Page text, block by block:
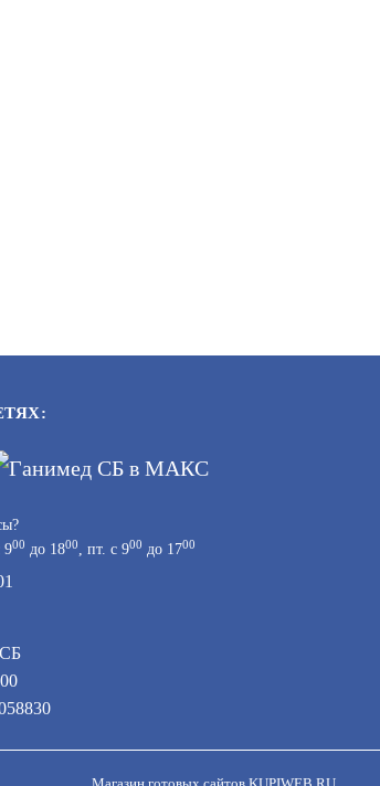
при помощи cookie–файлов.
900 до 1800, пт. с 900 до 1700